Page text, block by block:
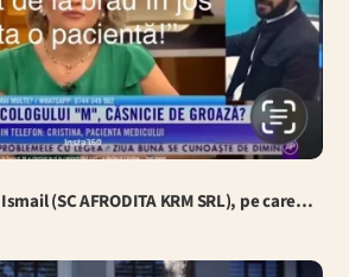
(SC AFRODITA KRM SRL), pe care…